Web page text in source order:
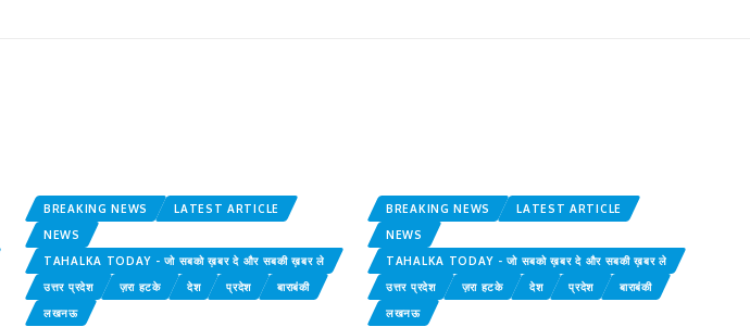
BREAKING NEWS
LATEST ARTICLE
NEWS
TAHALKA TODAY - जो सबको ख़बर दे और सबकी ख़बर ले
उत्तर प्रदेश
ज़रा हटके देश प्रदेश
बाराबंकी
लखनऊ
BREAKING NEWS
LATEST ARTICLE
NEWS
TAHALKA TODAY - जो सबको ख़बर दे और सबकी ख़बर ले
उत्तर प्रदेश
ज़रा हटके देश प्रदेश
बाराबंकी
लखनऊ